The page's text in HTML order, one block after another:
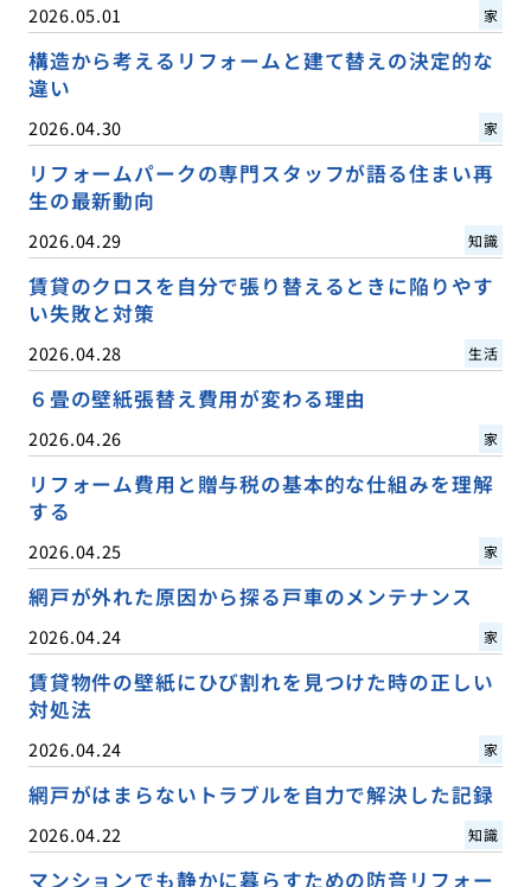
2026.05.01 家
構造から考えるリフォームと建て替えの決定的な
違い
2026.04.30 家
リフォームパークの専門スタッフが語る住まい再
生の最新動向
2026.04.29 知識
賃貸のクロスを自分で張り替えるときに陥りやす
い失敗と対策
2026.04.28 生活
６畳の壁紙張替え費用が変わる理由
2026.04.26 家
リフォーム費用と贈与税の基本的な仕組みを理解
する
2026.04.25 家
網戸が外れた原因から探る戸車のメンテナンス
2026.04.24 家
賃貸物件の壁紙にひび割れを見つけた時の正しい
対処法
2026.04.24 家
網戸がはまらないトラブルを自力で解決した記録
2026.04.22 知識
マンションでも静かに暮らすための防音リフォー